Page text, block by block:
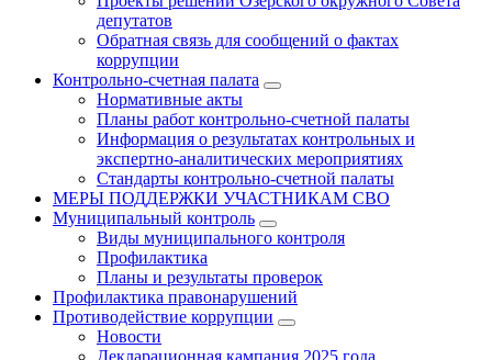
депутатов
Обратная связь для сообщений о фактах
коррупции
Контрольно-счетная палата
Нормативные акты
Планы работ контрольно-счетной палаты
Информация о результатах контрольных и
экспертно-аналитических мероприятиях
Стандарты контрольно-счетной палаты
МЕРЫ ПОДДЕРЖКИ УЧАСТНИКАМ СВО
Муниципальный контроль
Виды муниципального контроля
Профилактика
Планы и результаты проверок
Профилактика правонарушений
Противодействие коррупции
Новости